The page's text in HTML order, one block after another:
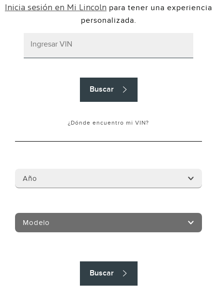
Inicia sesión en Mi Lincoln para tener una experiencia
personalizada.
Buscar
¿Dónde encuentro mi VIN?
Año
Modelo
Buscar